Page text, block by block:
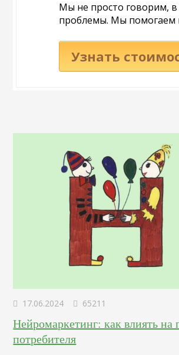
Мы не просто говорим,
проблемы. Мы помогаем
Узнать
17.06.2024 65211
Нейромаркетинг: как влиять на
потребителя